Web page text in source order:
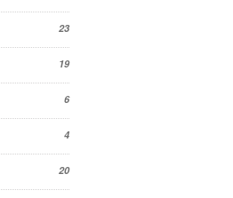
23
19
6
4
20